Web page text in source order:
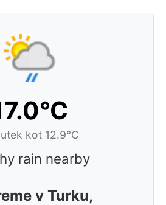
kot 12.9°C
rain nearby
v Turku,